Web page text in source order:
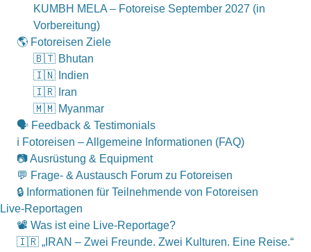
KUMBH MELA – Fotoreise September 2027 (in
Vorbereitung)
🌎 Fotoreisen Ziele
🇧🇹 Bhutan
🇮🇳 Indien
🇮🇷 Iran
🇲🇲 Myanmar
🗣 Feedback & Testimonials
ℹ️ Fotoreisen – Allgemeine Informationen (FAQ)
📷 Ausrüstung & Equipment
💬 Frage- & Austausch Forum zu Fotoreisen
🔒 Informationen für Teilnehmende von Fotoreisen
Live-Reportagen
📽 Was ist eine Live-Reportage?
🇮🇷 „IRAN – Zwei Freunde. Zwei Kulturen. Eine Reise.“